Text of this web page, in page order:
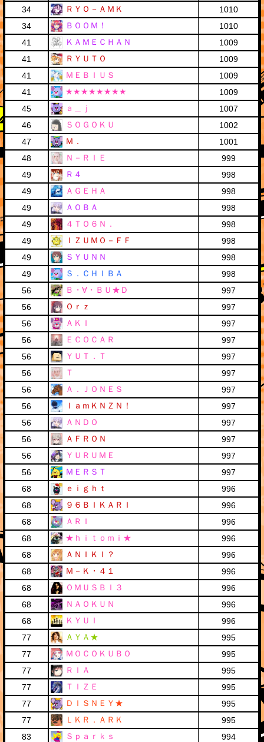
34
ＲＹＯ－ＡＭＫ
1010
34
ＢＯＯＭ！
1010
41
ＫＡＭＥＣＨＡＮ
1009
41
ＲＹＵＴＯ
1009
41
ＭＥＢＩＵＳ
1009
41
★★★★★★★★
1009
45
ａ＿ｊ
1007
46
ＳＯＧＯＫＵ
1002
47
Ｍ．
1001
48
Ｎ－ＲＩＥ
999
49
Ｒ４
998
49
ＡＧＥＨＡ
998
49
ＡＯＢＡ
998
49
４ＴＯ６Ｎ．
998
49
ＩＺＵＭＯ－ＦＦ
998
49
ＳＹＵＮＮ
998
49
Ｓ．ＣＨＩＢＡ
998
56
Ｂ・∀・ＢＵ★Ｄ
997
56
Ｏｒｚ
997
56
ＡＫＩ
997
56
ＥＣＯＣＡＲ
997
56
ＹＵＴ．Ｔ
997
56
Ｔ
997
56
Ａ．ＪＯＮＥＳ
997
56
ＩａｍＫＮＺＮ！
997
56
ＡＮＤＯ
997
56
ＡＦＲＯＮ
997
56
ＹＵＲＵＭＥ
997
56
ＭＥＲＳＴ
997
68
ｅｉｇｈｔ
996
68
９６ＢＩＫＡＲＩ
996
68
ＡＲＩ
996
68
★ｈｉｔｏｍｉ★
996
68
ＡＮＩＫＩ？
996
68
Ｍ－Ｋ・４１
996
68
ＯＭＵＳＢＩ３
996
68
ＮＡＯＫＵＮ
996
68
ＫＹＵＩ
996
77
ＡＹＡ★
995
77
ＭＯＣＯＫＵＢＯ
995
77
ＲＩＡ
995
77
ＴＩＺＥ
995
77
ＤＩＳＮＥＹ★
995
77
ＬＫＲ．ＡＲＫ
995
83
Ｓｐａｒｋｓ
994